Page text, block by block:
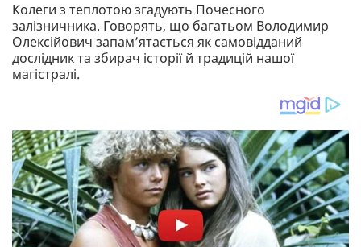
Колеги з теплотою згадують Почесного
залізничника. Говорять, що багатьом Володимир
Олексійович запам’ятається як самовідданий
дослідник та збирач історії й традицій нашої
магістралі.